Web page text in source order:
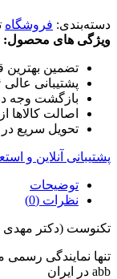
دسته‌بندی: فروشگاه
ویژگی های محصول:
تضمین بهترین
پشتیبانی عالی ۲۴ ساعته، ۷ روز هفته
بازگشت وجه
اصالت کالاها
تحویل سریع
پشتیبانی آنلاین و
توضیحات
نظرات (0)
تکنوست (دکتر مهدی
تنها نمایندگی
abb در ایران